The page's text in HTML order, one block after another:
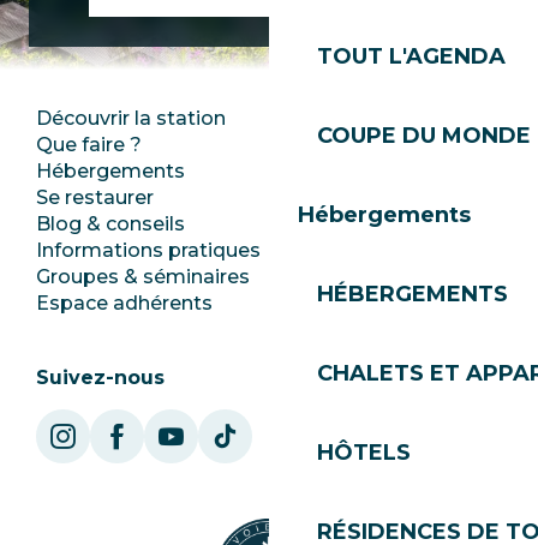
TOUT L'AGENDA
COUPE DU
Hébergements
HÉBERGEMENTS
CHALETS ET
HÔTELS
RÉSIDENCES DE
Découvrir la station
Que faire ?
Hébergements
Se restaurer
Blog & conseils
Informations pratiques
Groupes & séminaires
Espace adhérents
Club Les Gets
Ecotourisme
SoleGets
Les Gets Tourisme
Suivez-nous